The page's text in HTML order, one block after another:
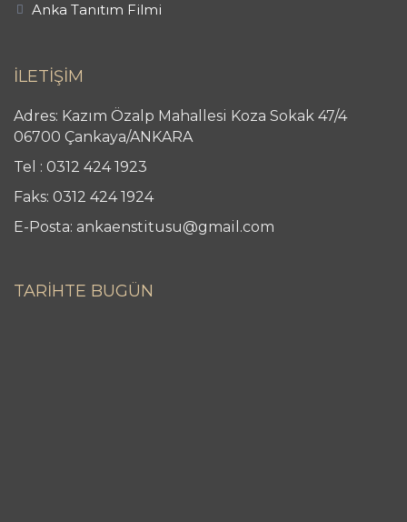
Anka Tanıtım Filmi
İLETİŞİM
Adres: Kazım Özalp Mahallesi Koza Sokak 47/4
06700 Çankaya/ANKARA
Tel : 0312 424 1923
Faks: 0312 424 1924
E-Posta: ankaenstitusu@gmail.com
TARİHTE BUGÜN